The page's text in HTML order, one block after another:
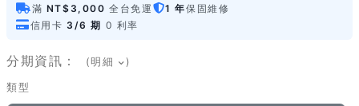
滿 NT$3,000 全台免運 1 年保固維修
信用卡 3/6 期 0 利率
分期資訊： (明細 )
類型